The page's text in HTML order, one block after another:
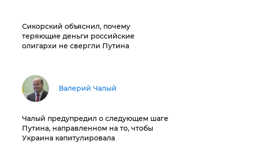
Сикорский объяснил, почему
теряющие деньги российские
олигархи не свергли Путина
Валерий Чалый
Чалый предупредил о следующем шаге
Путина, направленном на то, чтобы
Украина капитулировала